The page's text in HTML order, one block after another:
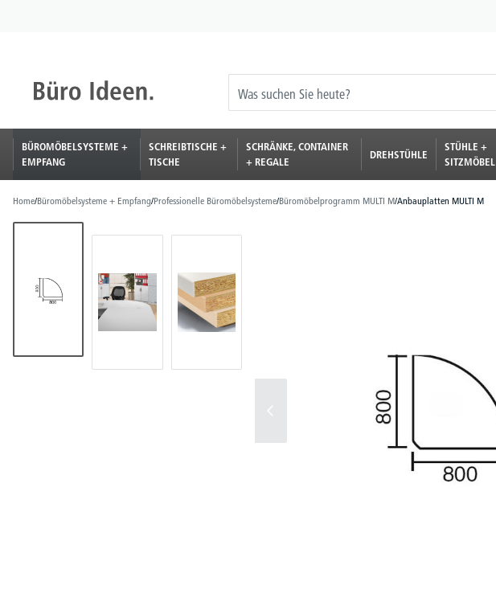
BÜROMÖBELSYSTEME +
EMPFANG
SCHREIBTISCHE +
TISCHE
SCHRÄNKE, CONTAINER
+ REGALE
DREHSTÜHLE
STÜHLE +
SITZMÖBEL
Home/Büromöbelsysteme + Empfang/Professionelle Büromöbelsysteme/Büromöbelprogramm MULTI M/Anbauplatten MULTI M